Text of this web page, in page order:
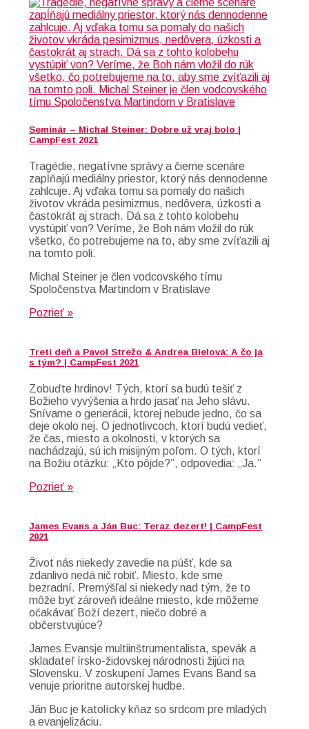
Seminár – Michal Steiner: Dobre už vraj bolo |
CampFest 2021
Tragédie, negatívne správy a čierne scenáre
zapĺňajú mediálny priestor, ktorý nás dennodenne
zahlcuje. Aj vďaka tomu sa pomaly do našich
životov vkráda pesimizmus, nedôvera, úzkosti a
častokrát aj strach. Dá sa z tohto kolobehu
vystúpiť von? Veríme, že Boh nám vložil do rúk
všetko, čo potrebujeme na to, aby sme zvíťazili aj
na tomto poli.
Michal Steiner je člen vodcovského tímu
Spoločenstva Martindom v Bratislave
Pozrieť »
Tretí deň a Pavol Strežo & Andrea Bielová: A čo ja
s tým? | CampFest 2021
Zobuďte hrdinov! Tých, ktorí sa budú tešiť z
Božieho vyvýšenia a hrdo jasať na Jeho slávu.
Snívame o generácii, ktorej nebude jedno, čo sa
deje okolo nej. O jednotlivcoch, ktorí budú vedieť,
že čas, miesto a okolnosti, v ktorých sa
nachádzajú, sú ich misijným poľom. O tých, ktorí
na Božiu otázku: „Kto pôjde?”, odpovedia: „Ja.”
Pozrieť »
James Evans a Ján Buc: Teraz dezert! | CampFest
2021
Život nás niekedy zavedie na púšť, kde sa
zdanlivo nedá nič robiť. Miesto, kde sme
bezradní. Premýšľal si niekedy nad tým, že to
môže byť zároveň ideálne miesto, kde môžeme
očakávať Boží dezert, niečo dobré a
občerstvujúce?
James Evansje multiinštrumentalista, spevák a
skladateľ írsko-židovskej národnosti žijúci na
Slovensku. V zoskupení James Evans Band sa
venuje prioritne autorskej hudbe.
Ján Buc je katolícky kňaz so srdcom pre mladých
a evanjelizáciu.